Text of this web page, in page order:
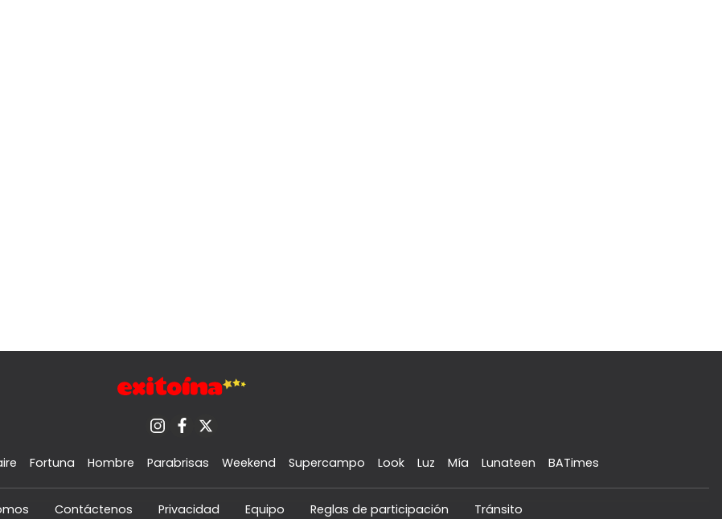
Fortuna Hombre Parabrisas Weekend Supercampo Look Luz Mía Lunateen BATimes
Contáctenos Privacidad Equipo Reglas de participación Tránsito